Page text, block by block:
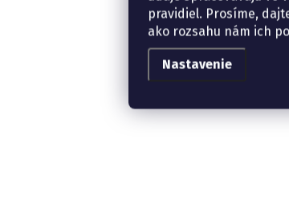
pravidiel. Prosíme,
ako rozsahu nám ich
Nastavenie